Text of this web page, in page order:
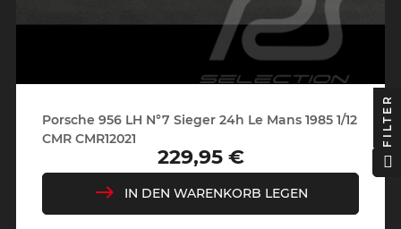
Porsche 956 LH N°7 Sieger 24h Le Mans 1985 1/12
CMR CMR12021
Preis
229,95 €
IN DEN WARENKORB LEGEN
FILTER